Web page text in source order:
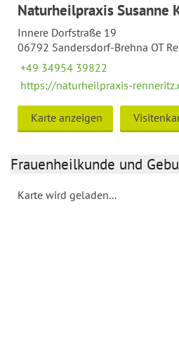
Naturheilpraxis Susanne
Innere Dorfstraße 19
06792 Sandersdorf-Brehna OT
+49 34954 39822
https://naturheilpraxis-
Karte anzeigen
Frauenheilkunde und
Karte wird geladen...